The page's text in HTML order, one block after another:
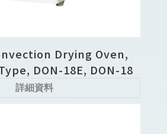
Drying Oven,
DON-18E, DON-18
詳細資料